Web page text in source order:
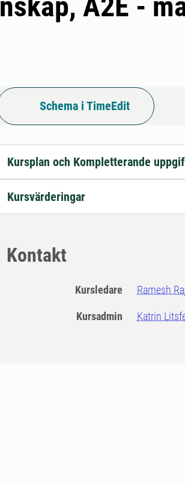
Schema i TimeEdit
Kursplan och Kompletterande
Kursvärderingar
Kontakt
Kursledare Ramesh
Kursadmin Katrin